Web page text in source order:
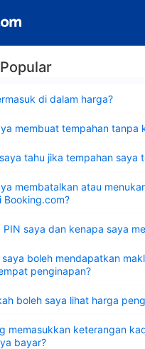
di dalam harga?
membuat tempahan tanpa
tahu jika tempahan saya
membatalkan atau
Booking.com?
saya dan kenapa saya
saya boleh mendapatkan
penginapan?
boleh saya lihat harga
memasukkan keterangan
bayar?